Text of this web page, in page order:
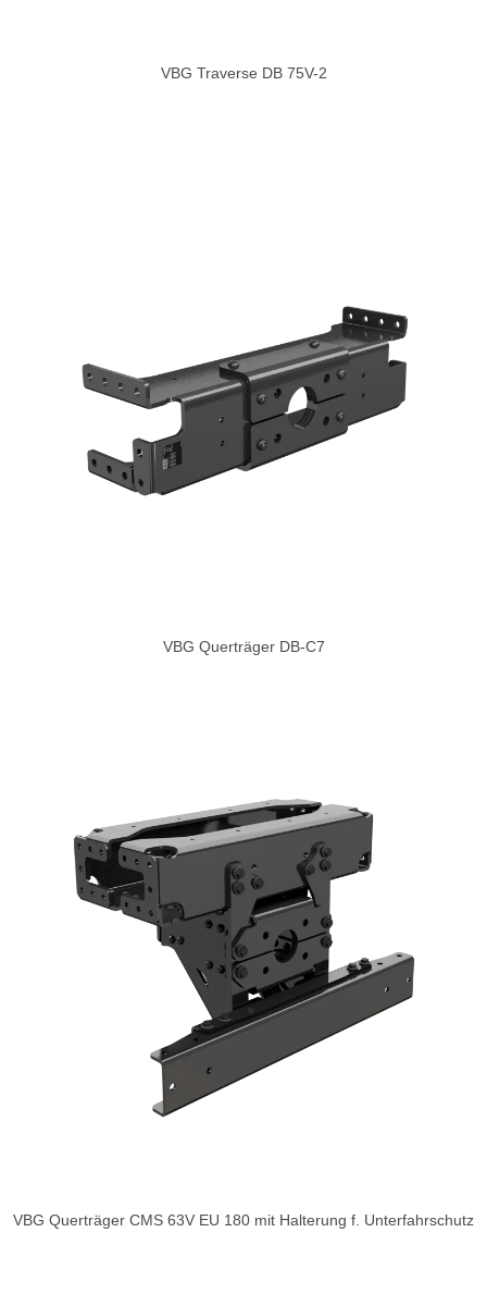
VBG Traverse DB 75V-2
VBG Querträger DB-C7
VBG Querträger CMS 63V EU 180 mit Halterung f. Unterfahrschutz